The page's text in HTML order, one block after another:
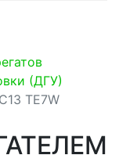
(ДГУ)
TE7W